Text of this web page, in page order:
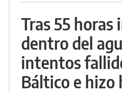
Tras 55
dentro del
intentos
Báltico e hizo